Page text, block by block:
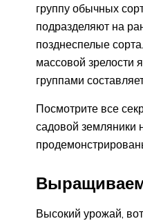
группу обычных
подразделяют на
позднеспелые
массовой зрелости
группами
Посмотрите все
садовой земляники
Высокий урожай,